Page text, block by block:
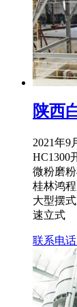
陕西
2021年9
HC1300
微粉磨
桂林鸿
大型摆
速立式
联系电话